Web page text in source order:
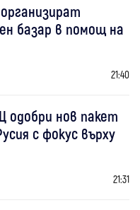
базар в помощ на
21:40
нов пакет
с фокус върху
21:31